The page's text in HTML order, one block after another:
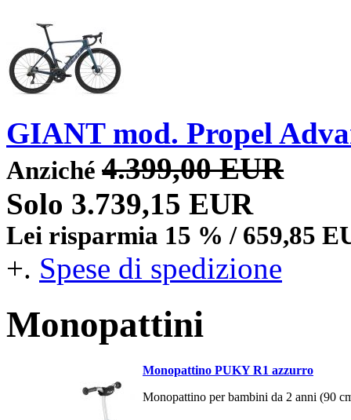
GIANT mod. Propel
Anziché 4.399,00 EUR
Solo 3.739,15 EUR
Lei risparmia 15 % / 659,85
+. Spese di spedizione
Monopattini
Monopattino PUKY R1 azzurro
Monopattino per bambini da 2 anni (90